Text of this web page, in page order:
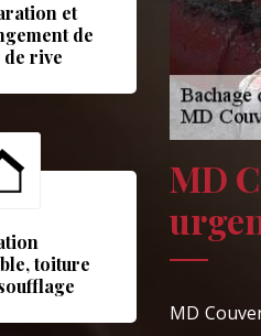
et
de
rive
toiture
MD
MD